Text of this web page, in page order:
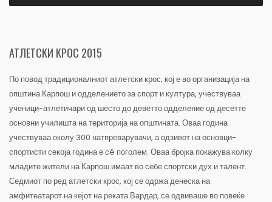
АТЛЕТСКИ КРОС 2015
По повод традиционалниот атлетски крос, кој е во организација на
општина Карпош и одделението за спорт и култура, учествуваа
ученици-атлетичари од шесто до деветто одделение од десетте
основни училишта на територија на општината. Оваа година
учествуваа околу 300 натпреварувачи, а одзивот на основци-
спортисти секоја година е сé поголем. Оваа бројка покажува колку
младите жители на Карпош имаат во себе спортски дух и талент.
Седмиот по ред атлетски крос, кој се одржа денеска на
амфитеатарот на кејот на реката Вардар, се одвиваше во повеќе